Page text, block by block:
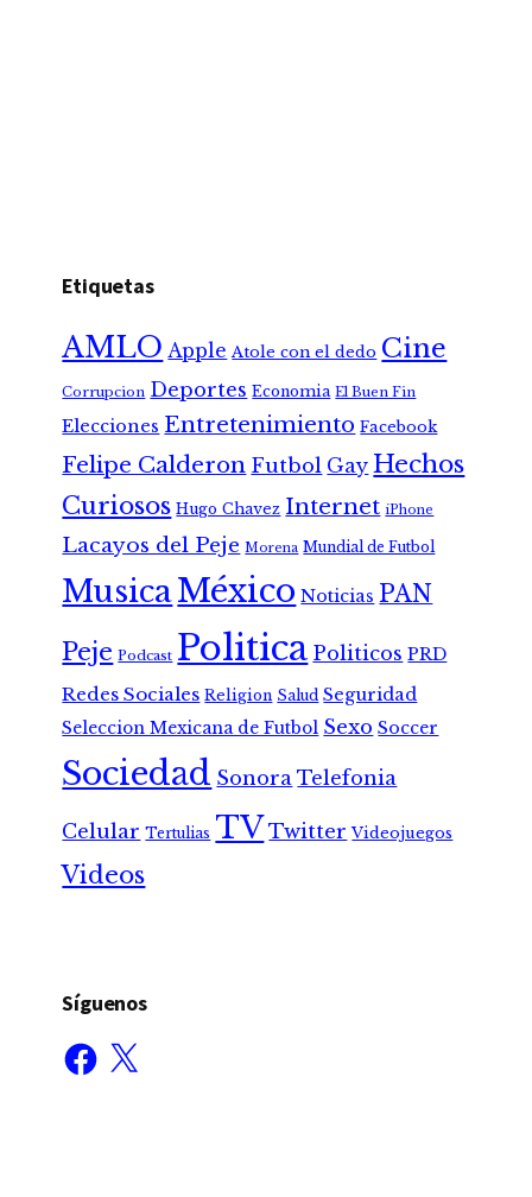
Etiquetas
AMLO Apple Atole con el dedo Cine
Corrupcion Deportes Economia El Buen Fin
Elecciones Entretenimiento Facebook
Felipe Calderon Futbol Gay Hechos
Curiosos Hugo Chavez Internet iPhone
Lacayos del Peje Morena Mundial de Futbol
MusicaMéxico Noticias PAN
Peje Podcast Politica Politicos PRD
Redes Sociales Religion Salud Seguridad
Seleccion Mexicana de Futbol Sexo Soccer
Sociedad Sonora Telefonia
Celular Tertulias TV Twitter Videojuegos
Videos
Síguenos
Facebook
X